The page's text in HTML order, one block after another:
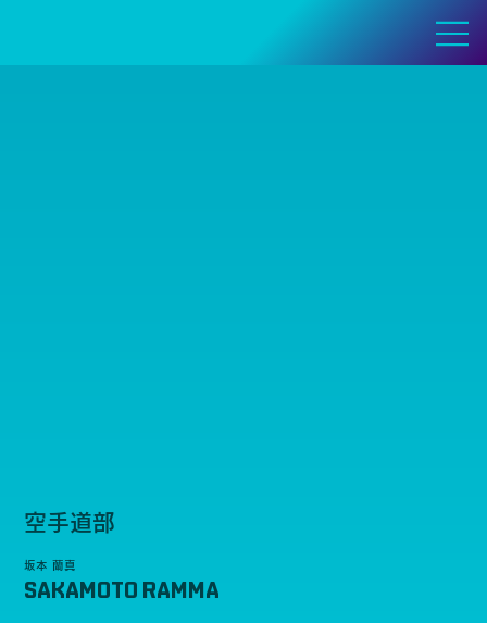
空手道部
坂本 蘭真
SAKAMOTO RAMMA